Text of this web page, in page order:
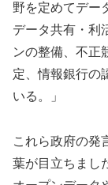
野を定めてデー
データ共有・利
ンの整備、不正
定、情報銀行の
いる。」
これら政府の発
葉が目立ちまし